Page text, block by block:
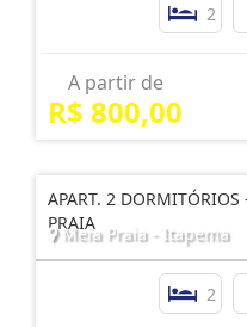
2
A partir de
R$ 800,00
APART. 2
PRAIA
Meia Praia - Itapema
2